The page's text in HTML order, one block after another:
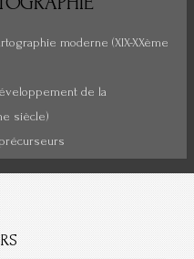
moderne (XIX-XXème
de la
siècle)